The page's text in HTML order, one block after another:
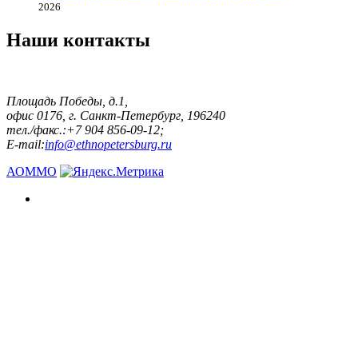
2026
Наши контакты
Площадь Победы, д.1,
офис 0176, г. Санкт-Петербург, 196240
тел./факс.:+7 904 856-09-12;
E-mail:info@ethnopetersburg.ru
АОММО